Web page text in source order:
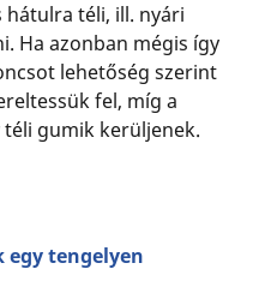
téli, ill. nyári
Ha azonban mégis így
lehetőség szerint
fel, míg a
téli gumik kerüljenek.
egy tengelyen